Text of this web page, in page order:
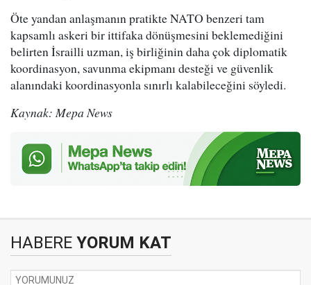
Öte yandan anlaşmanın pratikte NATO benzeri tam
kapsamlı askeri bir ittifaka dönüşmesini beklemediğini
belirten İsrailli uzman, iş birliğinin daha çok diplomatik
koordinasyon, savunma ekipmanı desteği ve güvenlik
alanındaki koordinasyonla sınırlı kalabileceğini söyledi.
Kaynak: Mepa News
HABERE YORUM KAT